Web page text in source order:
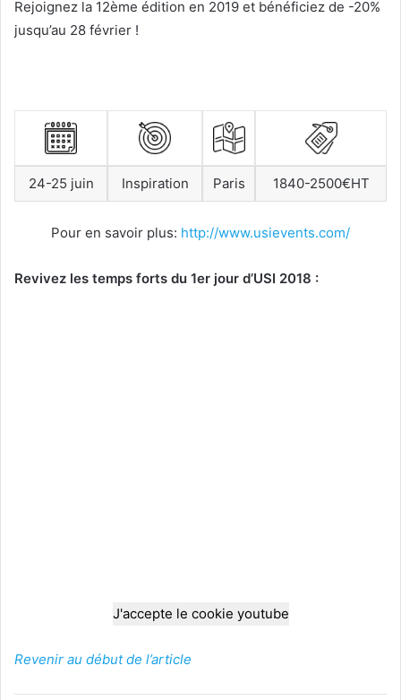
Rejoignez la 12ème édition en 2019 et bénéficiez de -20%
jusqu’au 28 février !
24-25 juin Inspiration Paris 1840-2500€HT
Pour en savoir plus: http://www.usievents.com/
Revivez les temps forts du 1er jour d’USI 2018 :
J'accepte le cookie youtube
Revenir au début de l’article